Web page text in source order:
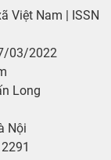
Việt Nam | ISSN
03/2022
Long
Nội